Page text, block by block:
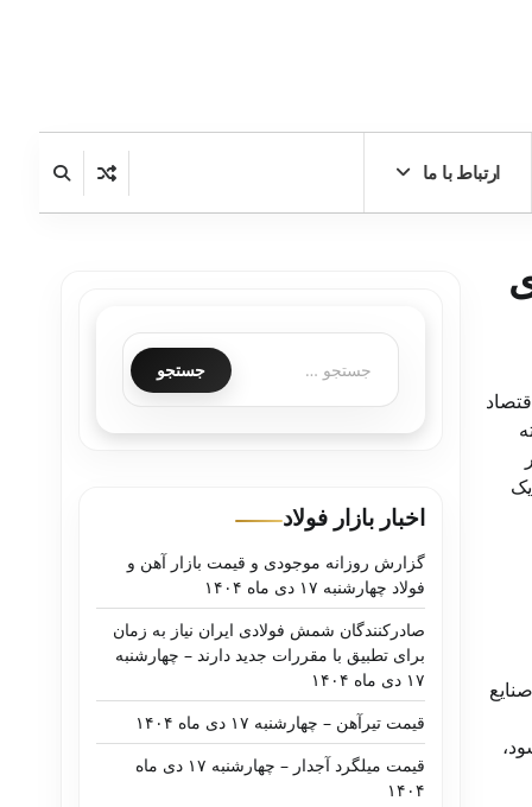
ارتباط با ما
اخبار بازار فولاد
گزارش روزانه موجودی و قیمت بازار آهن و
فولاد چهارشنبه ۱۷ دی ماه ۱۴۰۴
صادرکنندگان شمش فولادی ایران نیاز به زمان
برای تطبیق با مقررات جدید دارند – چهارشنبه
۱۷ دی ماه ۱۴۰۴
قیمت تیرآهن – چهارشنبه ۱۷ دی ماه ۱۴۰۴
قیمت میلگرد آجدار – چهارشنبه ۱۷ دی ماه
۱۴۰۴